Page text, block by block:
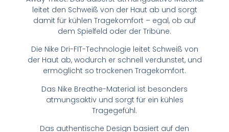
leitet den Schweiß von der Haut ab und sorgt
damit für kühlen Tragekomfort – egal, ob auf
dem Spielfeld oder der Tribüne.
Die Nike Dri-FIT-Technologie leitet Schweiß von
der Haut ab, wodurch er schnell verdunstet, und
ermöglicht so trockenen Tragekomfort.
Das Nike Breathe-Material ist besonders
atmungsaktiv und sorgt für ein kühles
Tragegefühl.
Das authentische Design basiert auf den